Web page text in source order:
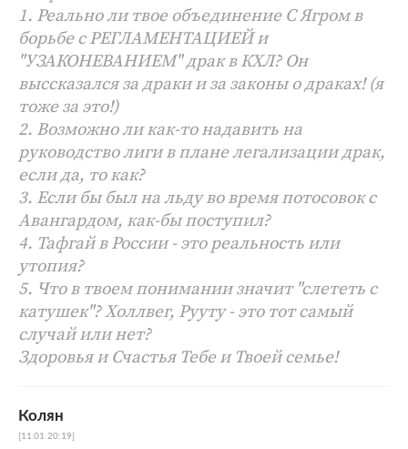
1. Реально ли твое объединение С Ягром в
борьбе с РЕГЛАМЕНТАЦИЕЙ и
"УЗАКОНЕВАНИЕМ" драк в КХЛ? Он
выссказался за драки и за законы о драках! (я
тоже за это!)
2. Возможно ли как-то надавить на
руководство лиги в плане легализации драк,
если да, то как?
3. Если бы был на льду во время потосовок с
Авангардом, как-бы поступил?
4. Тафгай в России - это реальность или
утопия?
5. Что в твоем понимании значит "слететь с
катушек"? Холлвег, Рууту - это тот самый
случай или нет?
Здоровья и Счастья Тебе и Твоей семье!
Колян
[11.01 20:19]